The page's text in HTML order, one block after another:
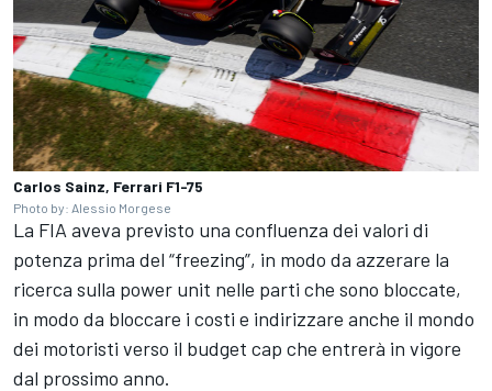
Carlos Sainz, Ferrari F1-75
Photo by: Alessio Morgese
La FIA aveva previsto una confluenza dei valori di
potenza prima del “freezing”, in modo da azzerare la
ricerca sulla power unit nelle parti che sono bloccate,
in modo da bloccare i costi e indirizzare anche il mondo
dei motoristi verso il budget cap che entrerà in vigore
dal prossimo anno.